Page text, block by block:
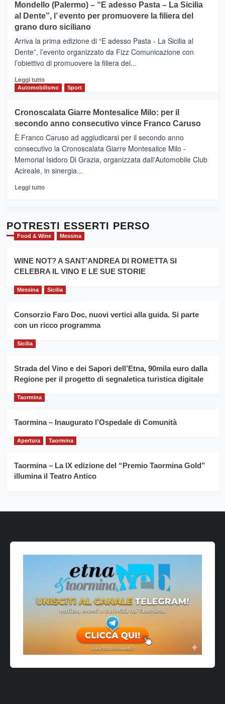
e
messaggi
di
CASTIGLIONE
DI
SICILIA
(Ct)
–
Il
Borgo
Gusto,
il
tra
sapori
vicoli
medievali
Mondello (Palermo) – “E adesso Pasta – La Sicilia
al Dente”, l’ evento per promuovere la filiera del
grano duro siciliano
Arriva la prima edizione di “E adesso Pasta - La Sicilia al
Dente”, l’evento organizzato da Fizz Comunicazione con
l’obiettivo di promuovere la filiera del...
Leggi tuttoLeggi
di
Mondello
(Palermo)
–
“E
adesso
Pasta
–
Sicilia
l’
evento
per
la
filiera
grano
Automobilismo Sport
Cronoscalata Giarre Montesalice Milo: per il
secondo anno consecutivo vince Franco Caruso
È Franco Caruso ad aggiudicarsi per il secondo anno
consecutivo la Cronoscalata Giarre Montesalice Milo -
Memorial Isidoro Di Grazia, organizzata dall'Automobile Club
Acireale, in sinergia...
Leggi tuttoLeggi
Cronoscalata
Giarre
Montesalice
per
il
anno
Franco
Caruso
POTRESTI ESSERTI PERSO
Food & Wine Messina
WINE NOT? A SANT’ANDREA DI ROMETTA SI
CELEBRA IL VINO E LE SUE STORIE
Messina Sicilia
Consorzio Faro Doc, nuovi vertici alla guida. Si parte
con un ricco programma
Sicilia
Strada del Vino e dei Sapori dell’Etna, 90mila euro dalla
Regione per il progetto di segnaletica turistica digitale
Taormina
Taormina – Inaugurato l’Ospedale di Comunità
Apertura Taormina
Taormina – La IX edizione del “Premio Taormina Gold”
illumina il Teatro Antico